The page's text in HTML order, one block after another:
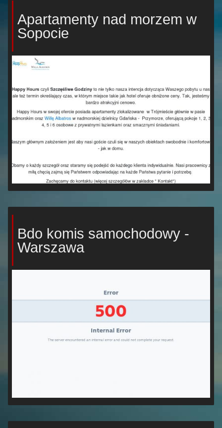
Apartamenty nad morzem w
Sopocie
Bdo komis samochodowy -
Warszawa